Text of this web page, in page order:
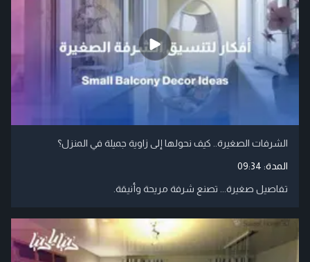
الشرفات الصغيرة.. كيف نحولها إلى زاوية جميلة في المنزل؟
المدة: 09:34
تفاصيل صغيرة... تصنع شرفة مريحة وأنيقة.